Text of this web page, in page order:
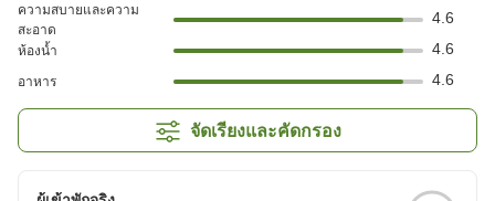
ความสบายและความ
สะอาด
4.6
ห้องน้ำ 4.6
อาหาร 4.6
จัดเรียงและคัดกรอง